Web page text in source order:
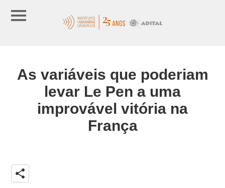
As variáveis que poderiam
levar Le Pen a uma
improvável vitória na
França
share